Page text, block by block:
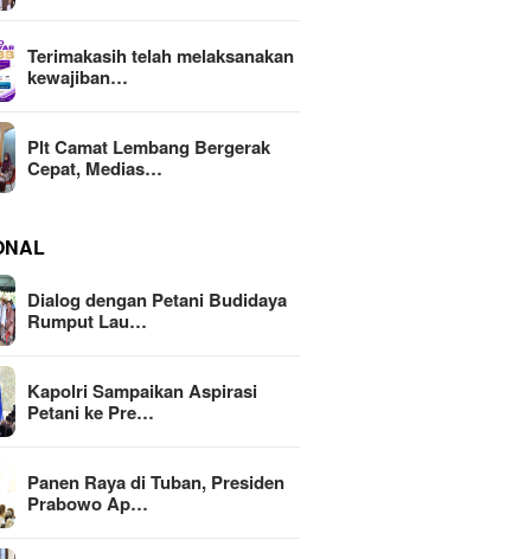
Terimakasih telah melaksanakan
kewajiban…
Plt Camat Lembang Bergerak
Cepat, Medias…
Dialog dengan Petani Budidaya
Rumput Lau…
Kapolri Sampaikan Aspirasi
Petani ke Pre…
Panen Raya di Tuban, Presiden
Prabowo Ap…